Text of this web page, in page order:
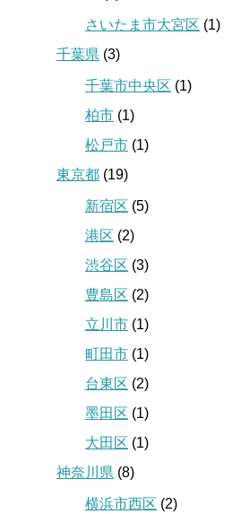
さいたま市大宮区 (1)
千葉県 (3)
千葉市中央区 (1)
柏市 (1)
松戸市 (1)
東京都 (19)
新宿区 (5)
港区 (2)
渋谷区 (3)
豊島区 (2)
立川市 (1)
町田市 (1)
台東区 (2)
墨田区 (1)
大田区 (1)
神奈川県 (8)
横浜市西区 (2)